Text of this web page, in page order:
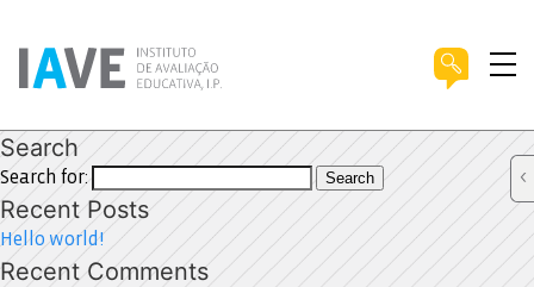
Search
Search for: Search
Recent Posts
Hello world!
Recent Comments